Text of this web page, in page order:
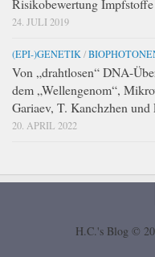
24. JULI 2019
(EPI-)GENETIK /
Von „drahtlosen“ DNA-
dem „Wellengenom“,
Gariaev, T. Kanchzhen
20. APRIL 2022
H.C.'s Blog ©